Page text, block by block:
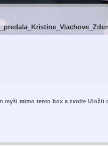
myši mimo tento box a zvolte Uložit